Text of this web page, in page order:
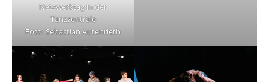
Netzwerktag in der
Tanzzentrale
Foto: Sebastian Autenrieth